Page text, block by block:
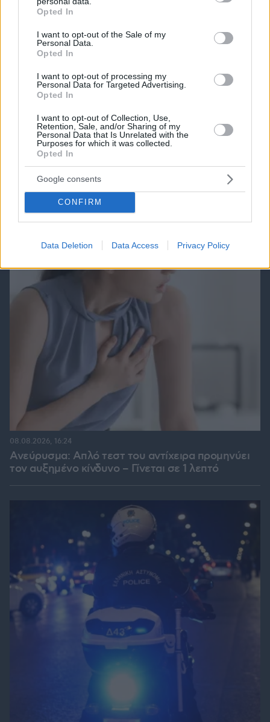
grant or deny consent to Google and its third-party tags to
use your data for below specified purposes in below Google
consent section.
Opted In
I want to opt-out of the Sale of my
Personal Data.
Opted In
I want to opt-out of processing my
Personal Data for Targeted Advertising.
Opted In
I want to opt-out of Collection, Use,
Retention, Sale, and/or Sharing of my
Personal Data that Is Unrelated with the
Purposes for which it was collected.
Opted In
Google consents
CONFIRM
Data Deletion Data Access Privacy Policy
Cut The Rope
ΔΕΙΤΕ ΟΛΑ ΤΑ GAMES
Best of Network
Ανεύρυσμα: Απλό τεστ του αντίχειρα προμηνύει
τον αυξημένο κίνδυνο – Γίνεται σε 1 λεπτό
08.08.2026, 16:24